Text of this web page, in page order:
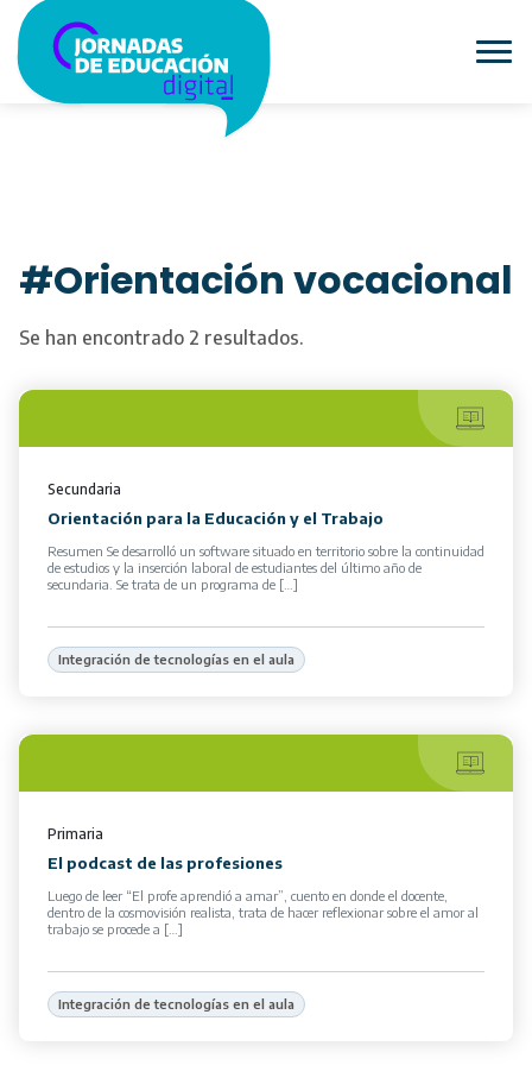
#Orientación vocacional
Se han encontrado 2 resultados.
Secundaria
Orientación para la Educación y el Trabajo
Resumen Se desarrolló un software situado en territorio sobre la continuidad
de estudios y la inserción laboral de estudiantes del último año de
secundaria. Se trata de un programa de […]
Integración de tecnologías en el aula
Primaria
El podcast de las profesiones
Luego de leer “El profe aprendió a amar”, cuento en donde el docente,
dentro de la cosmovisión realista, trata de hacer reflexionar sobre el amor al
trabajo se procede a […]
Integración de tecnologías en el aula